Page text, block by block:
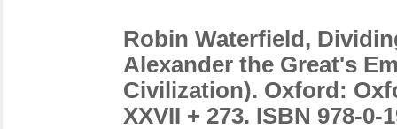
Robin Waterfield,
Alexander the Great's
Civilization). Oxford:
XXVII + 273. ISBN 978-0-